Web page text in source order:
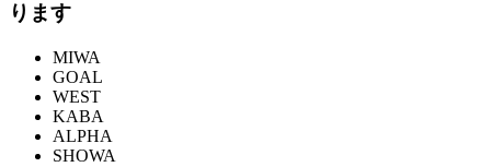
ります
MIWA
GOAL
WEST
KABA
ALPHA
SHOWA